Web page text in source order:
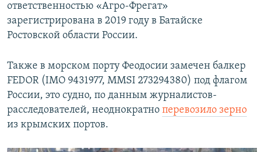
ответственностью «Агро-Фрегат»
зарегистрирована в 2019 году в Батайске
Ростовской области России.
Также в морском порту Феодосии замечен балкер
FEDOR (IMO 9431977, MMSI 273294380) под флагом
России, это судно, по данным журналистов-
расследователей, неоднократно перевозило зерно
из крымских портов.